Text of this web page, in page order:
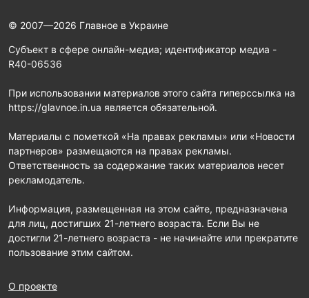
© 2007—2026 Главное в Украине
Субъект в сфере онлайн-медиа; идентификатор медиа -
R40-06536
При использовании материалов этого сайта гиперссылка на
https://glavnoe.in.ua является обязательной.
Материалы с пометкой «На правах рекламы» или «Новости
партнеров» размещаются на правах рекламы.
Ответственность за содержание таких материалов несет
рекламодатель.
Информация, размещенная на этом сайте, предназначена
для лиц, достигших 21-летнего возраста. Если Вы не
достигли 21-летнего возраста - не начинайте или прекратите
пользование этим сайтом.
О проекте